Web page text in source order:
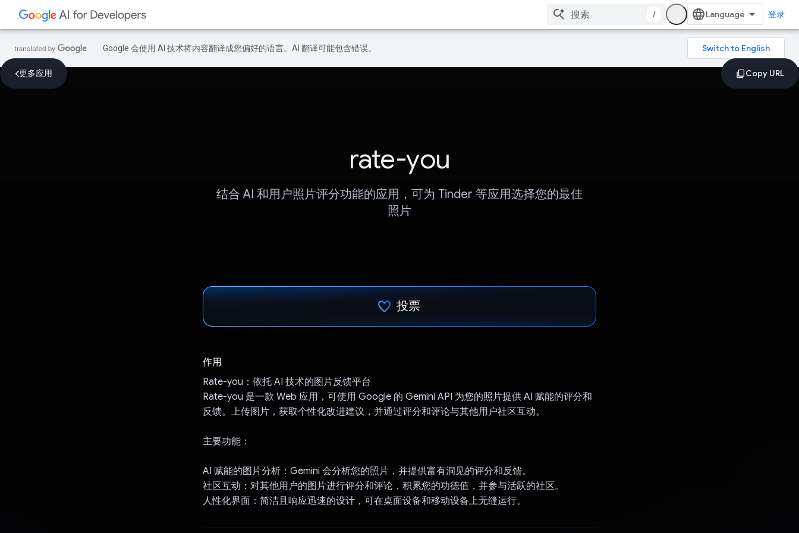
/ 登录
Google 会使用 AI 技术将内容翻译成您偏好的语言。AI 翻译可能包含错误。
更多应用
rate-you
结合 AI 和用户照片评分功能的应用，可为 Tinder 等应用选择您的最佳
照片
投票
作用
Rate-you：依托 AI 技术的图片反馈平台
Rate-you 是一款 Web 应用，可使用 Google 的 Gemini API 为您的照片提供 AI 赋能的评分和
反馈。上传图片，获取个性化改进建议，并通过评分和评论与其他用户社区互动。
主要功能：
AI 赋能的图片分析：Gemini 会分析您的照片，并提供富有洞见的评分和反馈。
社区互动：对其他用户的图片进行评分和评论，积累您的功德值，并参与活跃的社区。
人性化界面：简洁且响应迅速的设计，可在桌面设备和移动设备上无缝运行。